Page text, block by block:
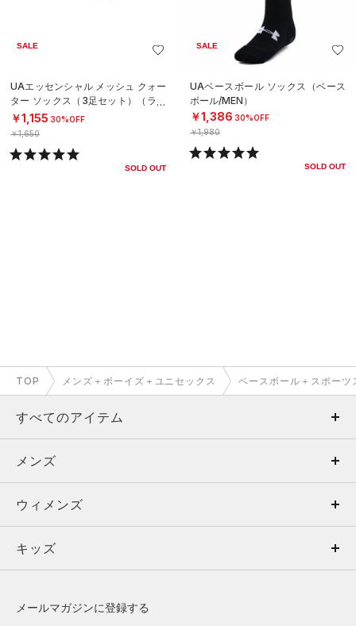
SALE
UAエッセンシャル メッシュ クォー
ター ソックス（3足セット）（ライ
フスタイル/UNISEX）
￥1,155 30%OFF
￥1,650
SOLD OUT
SALE
UAベースボール ソックス（ベース
ボール/MEN）
￥1,386 30%OFF
￥1,980
SOLD OUT
TOP メンズ＋ボーイズ＋ユニセックス ベースボール＋スポーツ
すべてのアイテム
メンズ
ウィメンズ
キッズ
メンズ
トップス
ボトムス
ウィメンズ
トップス
キッズ
メールマガジンに登録する